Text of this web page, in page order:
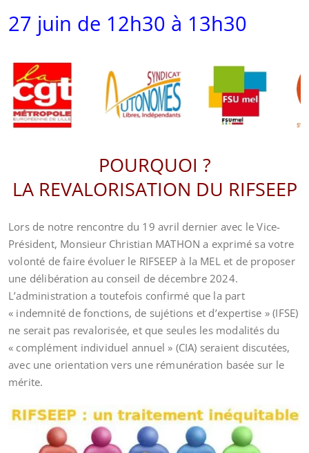
27 juin de 12h30 à 13h30
POURQUOI ?
LA REVALORISATION DU RIFSEEP
Lors de notre rencontre du 19 avril dernier avec le Vice-
Président, Monsieur Christian MATHON a exprimé sa votre
volonté de faire évoluer le RIFSEEP à la MEL et de proposer
une délibération au conseil de décembre 2024.
L’administration a toutefois confirmé que la part
« indemnité de fonctions, de sujétions et d’expertise » (IFSE)
ne serait pas revalorisée, et que seules les modalités du
« complément individuel annuel » (CIA) seraient discutées,
avec une orientation vers une rémunération basée sur le
mérite.